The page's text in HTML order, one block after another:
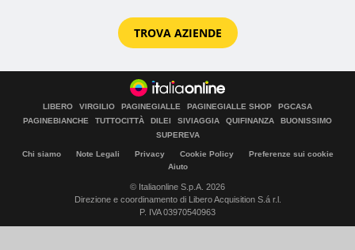
TROVA AZIENDE
LIBERO VIRGILIO PAGINEGIALLE PAGINEGIALLE SHOP
PGCASA
PAGINEBIANCHE
TUTTOCITTÀ DILEI SIVIAGGIA QUIFINANZA
BUONISSIMO
SUPEREVA
Chi siamo Note Legali Privacy Cookie Policy
Preferenze sui cookie
Aiuto
© Italiaonline S.p.A. 2026
Direzione e coordinamento di Libero Acquisition S.á r.l.
P. IVA 03970540963